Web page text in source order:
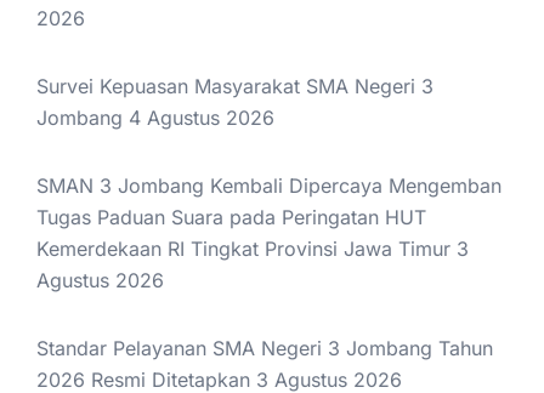
2026
Survei Kepuasan Masyarakat SMA Negeri 3
Jombang 4 Agustus 2026
SMAN 3 Jombang Kembali Dipercaya Mengemban
Tugas Paduan Suara pada Peringatan HUT
Kemerdekaan RI Tingkat Provinsi Jawa Timur 3
Agustus 2026
Standar Pelayanan SMA Negeri 3 Jombang Tahun
2026 Resmi Ditetapkan 3 Agustus 2026